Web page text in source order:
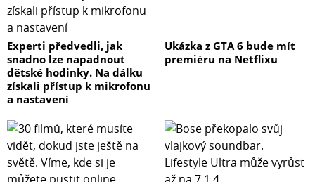
Experti předvedli, jak
snadno lze napadnout
dětské hodinky. Na dálku
získali přístup k mikrofonu
a nastavení
Ukázka z GTA 6 bude mít
premiéru na Netflixu